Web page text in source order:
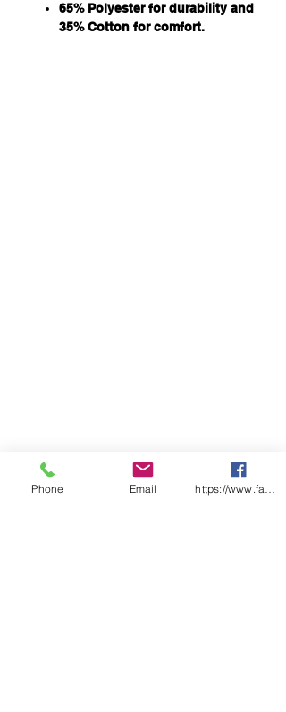
65% Polyester for durability and
35% Cotton for comfort.
Phone Email